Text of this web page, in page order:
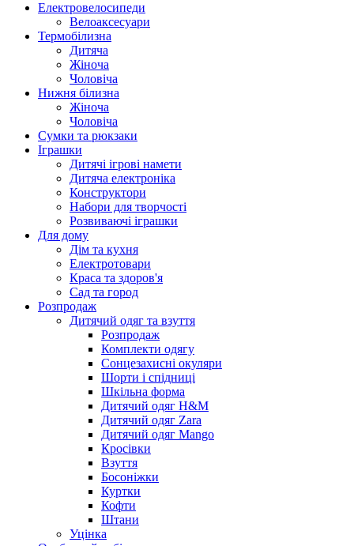
Електровелосипеди
Велоаксесуари
Термобілизна
Дитяча
Жіноча
Чоловіча
Нижня білизна
Жіноча
Чоловіча
Сумки та рюкзаки
Іграшки
Дитячі ігрові намети
Дитяча електроніка
Конструктори
Набори для творчості
Розвиваючі іграшки
Для дому
Дім та кухня
Електротовари
Краса та здоров'я
Сад та город
Розпродаж
Дитячий одяг та взуття
Розпродаж
Комплекти одягу
Сонцезахисні окуляри
Шорти і спідниці
Шкільна форма
Дитячий одяг H&M
Дитячий одяг Zara
Дитячий одяг Mango
Кросівки
Взуття
Босоніжки
Куртки
Кофти
Штани
Уцінка